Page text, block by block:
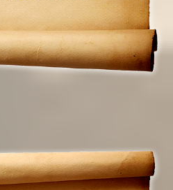
gidscontact,